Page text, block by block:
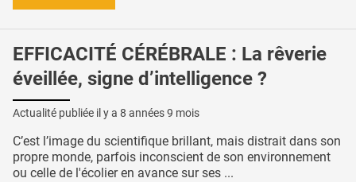
EFFICACITÉ CÉRÉBRALE : La rêverie
éveillée, signe d’intelligence ?
Actualité publiée il y a 8 années 9 mois
C’est l’image du scientifique brillant, mais distrait dans son
propre monde, parfois inconscient de son environnement
ou celle de l'écolier en avance sur ses ...